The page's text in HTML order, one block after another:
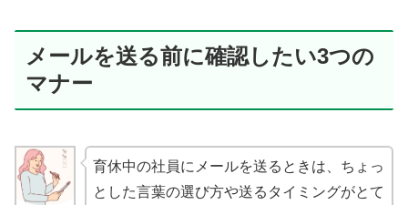
メールを送る前に確認したい3つの
マナー
育休中の社員にメールを送るときは、ちょっ
とした言葉の選び方や送るタイミングがとて